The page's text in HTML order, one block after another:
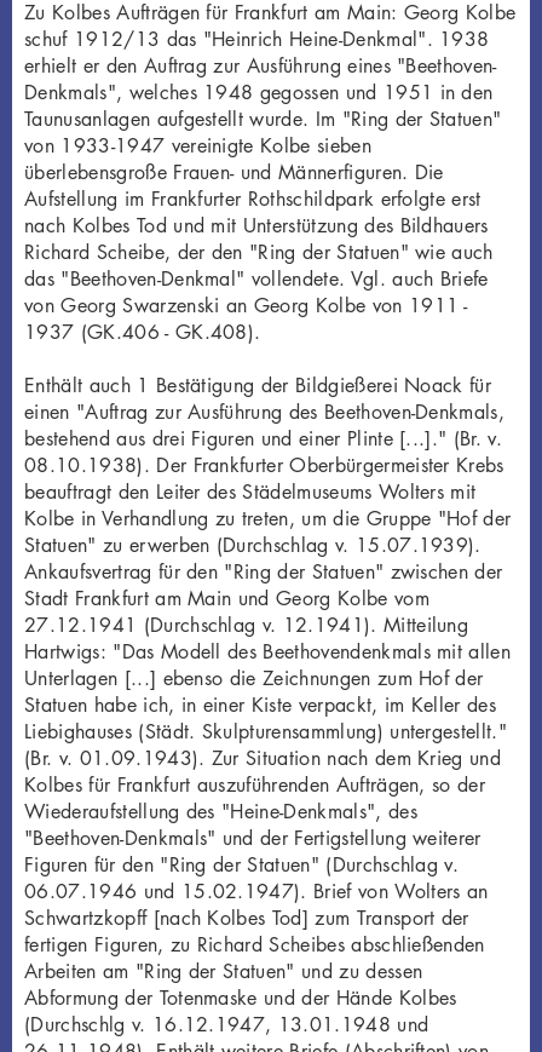
Zu Kolbes Aufträgen für Frankfurt am Main: Georg Kolbe
schuf 1912/13 das "Heinrich Heine-Denkmal". 1938
erhielt er den Auftrag zur Ausführung eines "Beethoven-
Denkmals", welches 1948 gegossen und 1951 in den
Taunusanlagen aufgestellt wurde. Im "Ring der Statuen"
von 1933-1947 vereinigte Kolbe sieben
überlebensgroße Frauen- und Männerfiguren. Die
Aufstellung im Frankfurter Rothschildpark erfolgte erst
nach Kolbes Tod und mit Unterstützung des Bildhauers
Richard Scheibe, der den "Ring der Statuen" wie auch
das "Beethoven-Denkmal" vollendete. Vgl. auch Briefe
von Georg Swarzenski an Georg Kolbe von 1911 -
1937 (GK.406 - GK.408).
Enthält auch 1 Bestätigung der Bildgießerei Noack für
einen "Auftrag zur Ausführung des Beethoven-Denkmals,
bestehend aus drei Figuren und einer Plinte [...]." (Br. v.
08.10.1938). Der Frankfurter Oberbürgermeister Krebs
beauftragt den Leiter des Städelmuseums Wolters mit
Kolbe in Verhandlung zu treten, um die Gruppe "Hof der
Statuen" zu erwerben (Durchschlag v. 15.07.1939).
Ankaufsvertrag für den "Ring der Statuen" zwischen der
Stadt Frankfurt am Main und Georg Kolbe vom
27.12.1941 (Durchschlag v. 12.1941). Mitteilung
Hartwigs: "Das Modell des Beethovendenkmals mit allen
Unterlagen [...] ebenso die Zeichnungen zum Hof der
Statuen habe ich, in einer Kiste verpackt, im Keller des
Liebighauses (Städt. Skulpturensammlung) untergestellt."
(Br. v. 01.09.1943). Zur Situation nach dem Krieg und
Kolbes für Frankfurt auszuführenden Aufträgen, so der
Wiederaufstellung des "Heine-Denkmals", des
"Beethoven-Denkmals" und der Fertigstellung weiterer
Figuren für den "Ring der Statuen" (Durchschlag v.
06.07.1946 und 15.02.1947). Brief von Wolters an
Schwartzkopff [nach Kolbes Tod] zum Transport der
fertigen Figuren, zu Richard Scheibes abschließenden
Arbeiten am "Ring der Statuen" und zu dessen
Abformung der Totenmaske und der Hände Kolbes
(Durchschlg v. 16.12.1947, 13.01.1948 und